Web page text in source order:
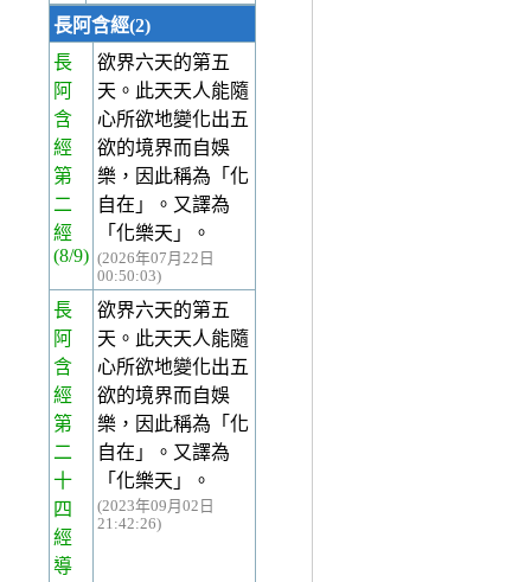
長阿含經(2)
長
阿
含
經
第
二
經
(8/9)
欲界六天的第五
天。此天天人能隨
心所欲地變化出五
欲的境界而自娛
樂，因此稱為「化
自在」。又譯為
「化樂天」。
(2026年07月22日
00:50:03)
長
阿
含
經
第
二
十
四
經
導
欲界六天的第五
天。此天天人能隨
心所欲地變化出五
欲的境界而自娛
樂，因此稱為「化
自在」。又譯為
「化樂天」。
(2023年09月02日
21:42:26)